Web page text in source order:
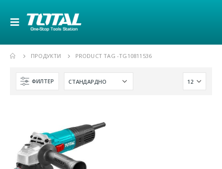
ПРОДУКТИ PRODUCT TAG -TG10811536
ФИЛТЕР